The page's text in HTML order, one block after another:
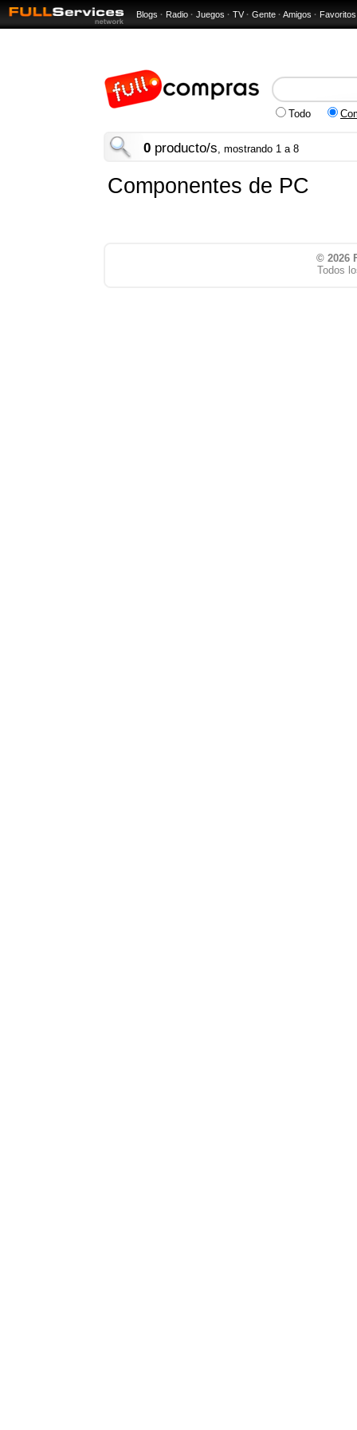
Blogs · Radio · Juegos · TV · Gente · Amigos · Favoritos
Todo
0 producto/s, mostrando 1 a 8
Componentes de PC
© 2026
Todos